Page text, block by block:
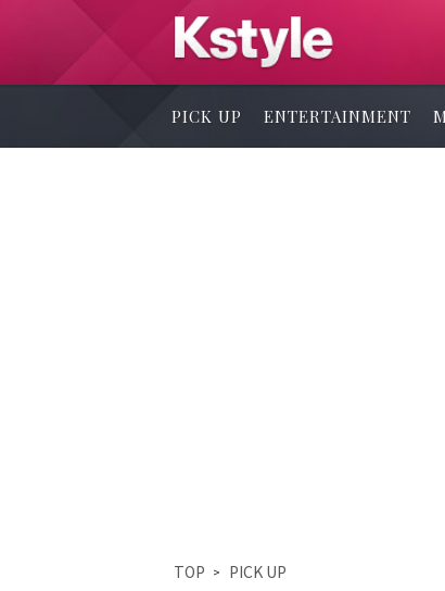
PICK UP ENTERTAINMENT
TOP PICK UP